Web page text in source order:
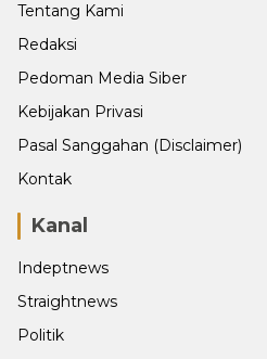
Tentang Kami
Redaksi
Pedoman Media Siber
Kebijakan Privasi
Pasal Sanggahan (Disclaimer)
Kontak
Kanal
Indeptnews
Straightnews
Politik